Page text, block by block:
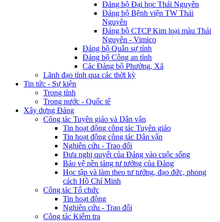
Đảng bộ Đại học Thái Nguyên
Đảng bộ Bệnh viện TW Thái
Nguyên
Đảng bộ CTCP Kim loại màu Thái
Nguyên - Vimico
Đảng bộ Quân sự tỉnh
Đảng bộ Công an tỉnh
Các Đảng bộ Phường, Xã
Lãnh đạo tỉnh qua các thời kỳ
Tin tức - Sự kiện
Trong tỉnh
Trong nước - Quốc tế
Xây dựng Đảng
Công tác Tuyên giáo và Dân vận
Tin hoạt động công tác Tuyên giáo
Tin hoạt động công tác Dân vận
Nghiên cứu - Trao đổi
Đưa nghị quyết của Đảng vào cuộc sống
Bảo vệ nền tảng tư tưởng của Đảng
Học tập và làm theo tư tưởng, đạo đức, phong
cách Hồ Chí Minh
Công tác Tổ chức
Tin hoạt động
Nghiên cứu - Trao đổi
Công tác Kiểm tra